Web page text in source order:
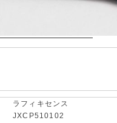
ラフィキセンス
JXCP510102